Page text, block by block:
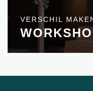
VERSCHIL